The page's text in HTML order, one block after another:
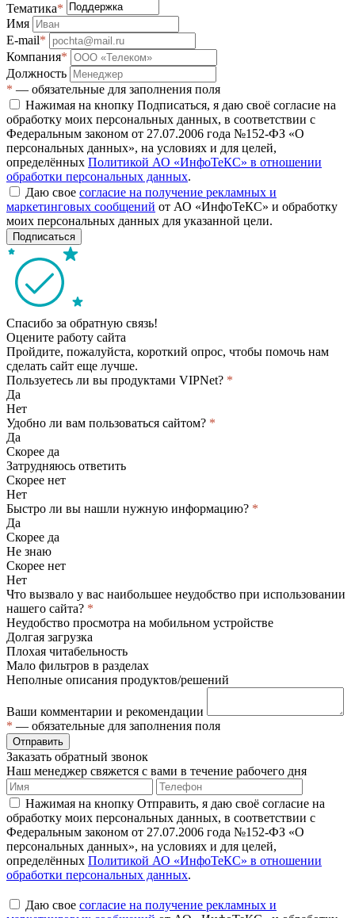
Тематика*
Имя
E-mail*
Компания*
Должность
* — обязательные для заполнения поля
Нажимая на кнопку Подписаться, я даю своё согласие на
обработку моих персональных данных, в соответствии с
Федеральным законом от 27.07.2006 года №152-ФЗ «О
персональных данных», на условиях и для целей,
определённых Политикой АО «ИнфоТеКС» в отношении
обработки персональных данных.
Даю свое согласие на получение рекламных и
маркетинговых сообщений от АО «ИнфоТеКС» и обработку
моих персональных данных для указанной цели.
Подписаться
Спасибо за обратную связь!
Оцените работу сайта
Пройдите, пожалуйста, короткий опрос, чтобы помочь нам
сделать сайт еще лучше.
Пользуетесь ли вы продуктами VIPNet? *
Да
Нет
Удобно ли вам пользоваться сайтом? *
Да
Скорее да
Затрудняюсь ответить
Скорее нет
Нет
Быстро ли вы нашли нужную информацию? *
Да
Скорее да
Не знаю
Скорее нет
Нет
Что вызвало у вас наибольшее неудобство при использовании
нашего сайта? *
Неудобство просмотра на мобильном устройстве
Долгая загрузка
Плохая читабельность
Мало фильтров в разделах
Неполные описания продуктов/решений
Ваши комментарии и рекомендации
* — обязательные для заполнения поля
Отправить
Заказать обратный звонок
Наш менеджер свяжется с вами в течение рабочего дня
Нажимая на кнопку Отправить, я даю своё согласие на
обработку моих персональных данных, в соответствии с
Федеральным законом от 27.07.2006 года №152-ФЗ «О
персональных данных», на условиях и для целей,
определённых Политикой АО «ИнфоТеКС» в отношении
обработки персональных данных.
Даю свое согласие на получение рекламных и